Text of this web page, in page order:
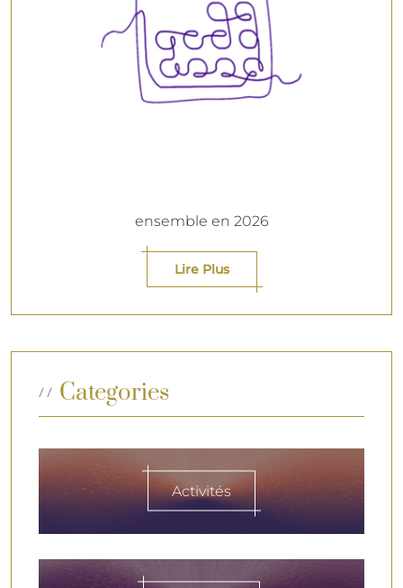
ensemble en 2026
Lire Plus
Categories
Activités